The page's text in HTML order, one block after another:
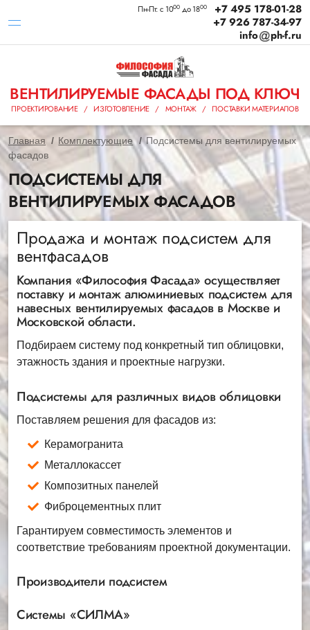
Пн-Пт: с 1000 до 1800
+7 495 178-01-28
+7 926 787-34-97
info
ph-f.ru
ВЕНТИЛИРУЕМЫЕ ФАСАДЫ ПОД КЛЮЧ
ПРОЕКТИРОВАНИЕ / ИЗГОТОВЛЕНИЕ / МОНТАЖ / ПОСТАВКИ МАТЕРИАЛОВ
Главная Комплектующие
Подсистемы для вентилируемых
фасадов
ПОДСИСТЕМЫ ДЛЯ
ВЕНТИЛИРУЕМЫХ ФАСАДОВ
Продажа и монтаж подсистем для
вентфасадов
Компания «Философия Фасада» осуществляет
поставку и монтаж алюминиевых подсистем для
навесных вентилируемых фасадов в Москве и
Московской области.
Подбираем систему под конкретный тип облицовки,
этажность здания и проектные нагрузки.
Подсистемы для различных видов облицовки
Поставляем решения для фасадов из:
Керамогранита
Металлокассет
Композитных панелей
Фиброцементных плит
Гарантируем совместимость элементов и
соответствие требованиям проектной документации.
Производители подсистем
Системы «СИЛМА»